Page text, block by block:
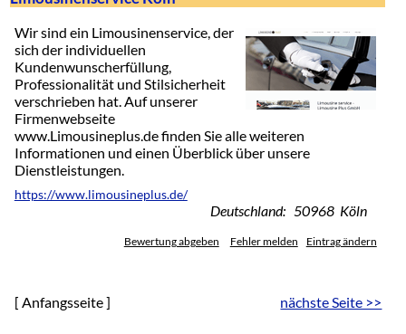
Wir sind ein Limousinenservice, der
sich der individuellen
Kundenwunscherfüllung,
Professionalität und Stilsicherheit
verschrieben hat. Auf unserer
Firmenwebseite
www.Limousineplus.de finden Sie alle weiteren
Informationen und einen Überblick über unsere
Dienstleistungen.
https://www.limousineplus.de/
Deutschland: 50968 Köln
Bewertung abgeben Fehler melden Eintrag ändern
[ Anfangsseite ] nächste Seite >>